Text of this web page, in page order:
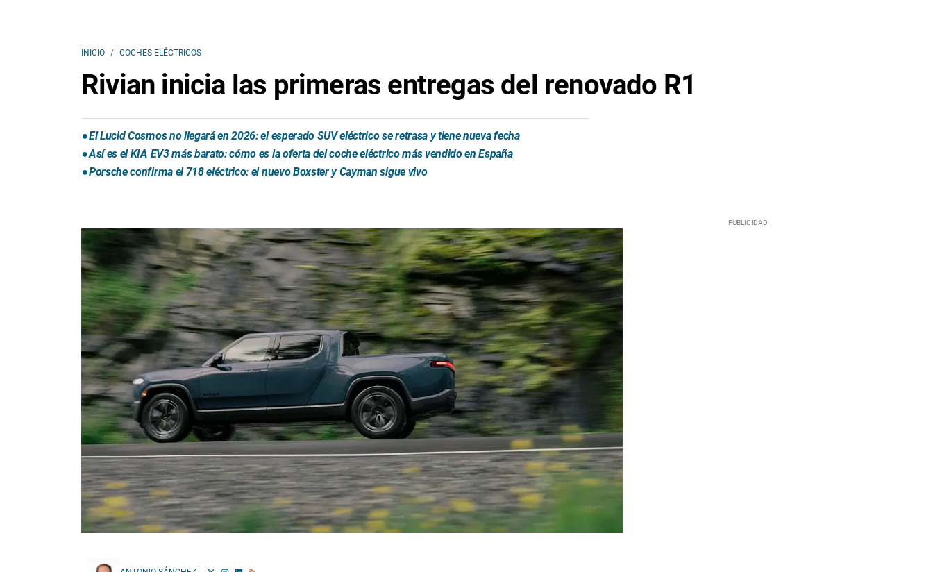
INICIO COCHES ELÉCTRICOS
Rivian inicia las primeras entregas del renovado R1
El Lucid Cosmos no llegará en 2026: el esperado SUV eléctrico se retrasa y tiene nueva fecha
Así es el KIA EV3 más barato: cómo es la oferta del coche eléctrico más vendido en España
Porsche confirma el 718 eléctrico: el nuevo Boxster y Cayman sigue vivo